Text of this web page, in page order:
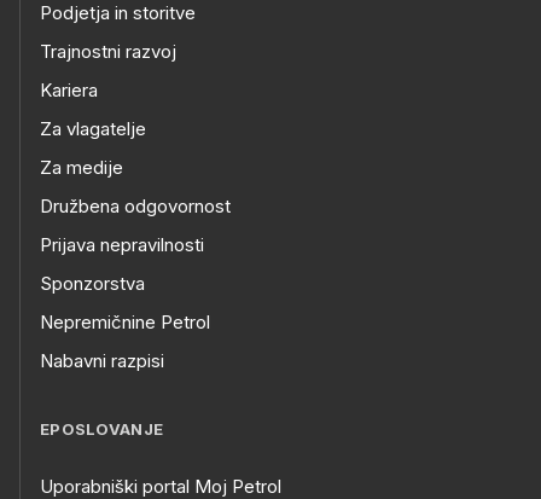
Podjetja in storitve
Trajnostni razvoj
Kariera
Za vlagatelje
Za medije
Družbena odgovornost
Prijava nepravilnosti
Sponzorstva
Nepremičnine Petrol
Nabavni razpisi
EPOSLOVANJE
Uporabniški portal Moj Petrol